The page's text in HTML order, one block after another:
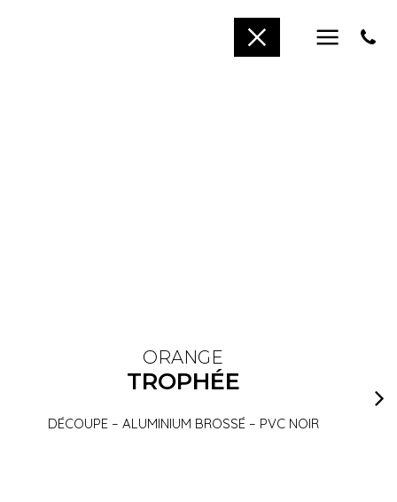
ORANGE
TROPHÉE
DÉCOUPE – ALUMINIUM BROSSÉ – PVC NOIR